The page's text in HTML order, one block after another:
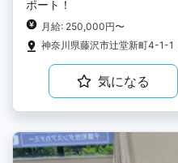
ポート！
月給: 250,000円〜
神奈川県藤沢市辻堂新町4-1-1
気になる